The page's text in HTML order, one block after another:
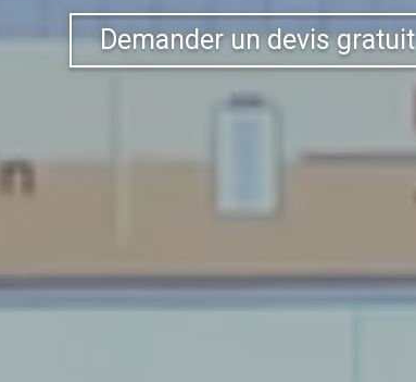
Demander un devis gratuit